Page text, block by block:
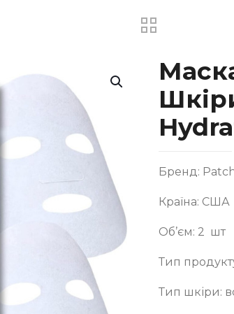
Бренд:
Країна: США
Об’єм: 2 шт
Тип
Тип шкіри: